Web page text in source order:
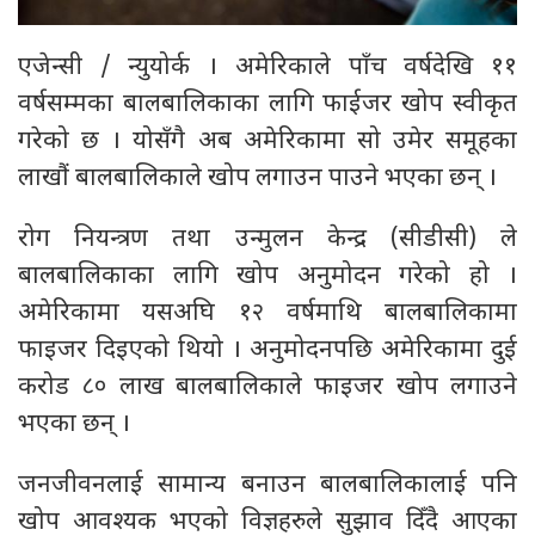
एजेन्सी / न्युयोर्क । अमेरिकाले पाँच वर्षदेखि ११
वर्षसम्मका बालबालिकाका लागि फाईजर खोप स्वीकृत
गरेको छ । योसँगै अब अमेरिकामा सो उमेर समूहका
लाखौं बालबालिकाले खोप लगाउन पाउने भएका छन् ।
रोग नियन्त्रण तथा उन्मुलन केन्द्र (सीडीसी) ले
बालबालिकाका लागि खोप अनुमोदन गरेको हो ।
अमेरिकामा यसअघि १२ वर्षमाथि बालबालिकामा
फाइजर दिइएको थियो । अनुमोदनपछि अमेरिकामा दुई
करोड ८० लाख बालबालिकाले फाइजर खोप लगाउने
भएका छन् ।
जनजीवनलाई सामान्य बनाउन बालबालिकालाई पनि
खोप आवश्यक भएको विज्ञहरुले सुझाव दिँदै आएका